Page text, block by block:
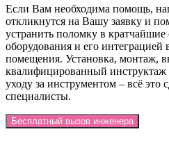
Если Вам необходима помощь,
откликнутся на Вашу заявку и
устранить поломку в
оборудования и его интеграцией
помещения. Установка, монтаж,
квалифицированный инструктаж
уходу за инструментом – всё это
специалисты.
Бесплатный вызов инженера